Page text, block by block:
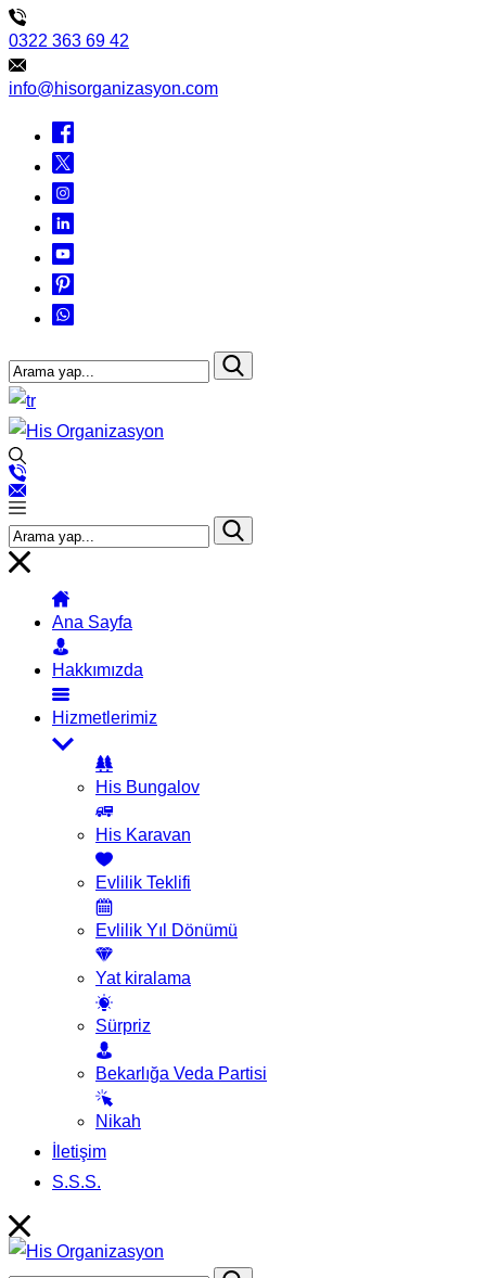
0322 363 69 42
info@hisorganizasyon.com
Ana Sayfa
Hakkımızda
Hizmetlerimiz
His Bungalov
His Karavan
Evlilik Teklifi
Evlilik Yıl Dönümü
Yat kiralama
Sürpriz
Bekarlığa Veda Partisi
Nikah
İletişim
S.S.S.